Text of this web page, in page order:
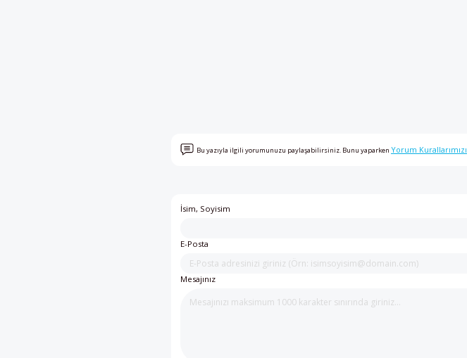
Bu yazıyla ilgili yorumunuzu paylaşabilirsiniz. Bunu yaparkenYorum Kurallarımızı
İsim, Soyisim
E-Posta
Mesajınız